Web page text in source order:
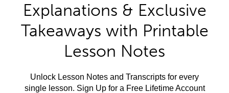
Explanations & Exclusive
Takeaways with Printable
Lesson Notes
Unlock Lesson Notes and Transcripts for every
single lesson. Sign Up for a Free Lifetime Account